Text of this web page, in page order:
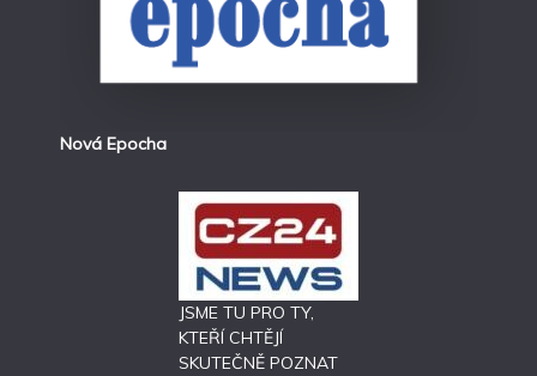
Nová Epocha
JSME TU PRO TY,
KTEŘÍ CHTĚJÍ
SKUTEČNĚ POZNAT